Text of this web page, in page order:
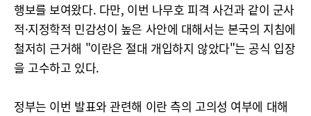
행보를 보여왔다. 다만, 이번 나무호 피격 사건과 같이 군사
적·지정학적 민감성이 높은 사안에 대해서는 본국의 지침에
철저히 근거해 "이란은 절대 개입하지 않았다"는 공식 입장
을 고수하고 있다.
정부는 이번 발표와 관련해 이란 측의 고의성 여부에 대해